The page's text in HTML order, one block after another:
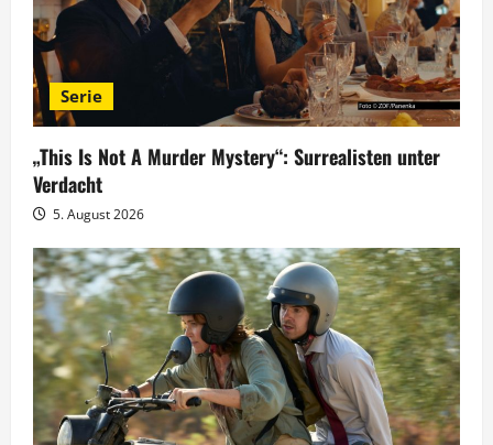
a
v
i
g
a
t
i
o
n
Serie
„This Is Not A Murder Mystery“: Surrealisten unter
Verdacht
5. August 2026